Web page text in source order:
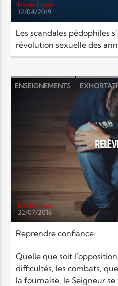
Radio Elyon
12/04/2019
Les scandales pédophiles
révolution sexuelle des
ENSEIGNEMENTS
Radio Elyon
22/07/2016
Reprendre confiance
Quelle que soit
difficultés, les combats,
la fournaise, le Seigneur